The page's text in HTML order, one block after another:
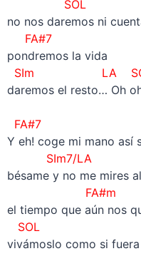
SOL
no nos daremos ni
FA#7
pondremos la vida
SIm LA
daremos el resto… Oh
FA#7
Y eh! coge mi mano así
SIm7/LA
bésame y no me mires
FA#m
el tiempo que aún nos
SOL
vivámoslo como si